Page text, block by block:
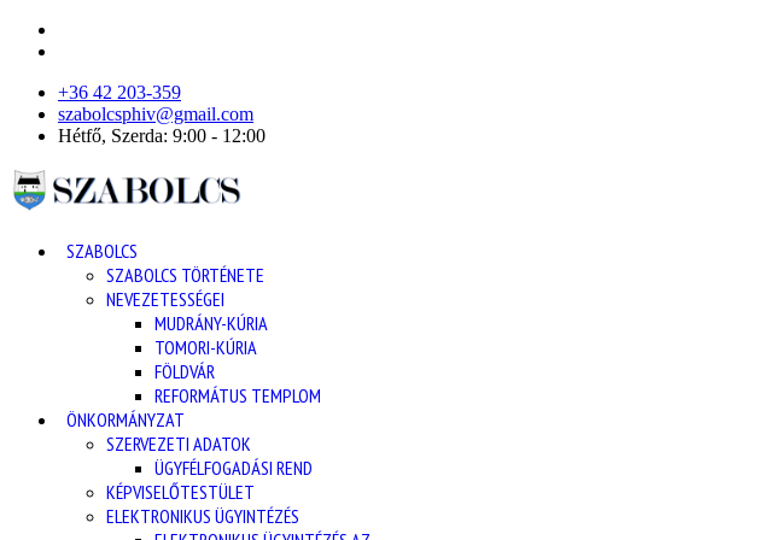
+36 42 203-359
szabolcsphiv@gmail.com
Hétfő, Szerda: 9:00 - 12:00
SZABOLCS
SZABOLCS TÖRTÉNETE
NEVEZETESSÉGEI
MUDRÁNY-KÚRIA
TOMORI-KÚRIA
FÖLDVÁR
REFORMÁTUS TEMPLOM
ÖNKORMÁNYZAT
SZERVEZETI ADATOK
ÜGYFÉLFOGADÁSI REND
KÉPVISELŐTESTÜLET
ELEKTRONIKUS ÜGYINTÉZÉS